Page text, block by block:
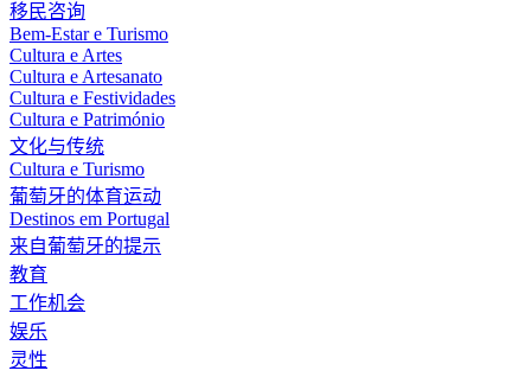
移民咨询
Bem-Estar e Turismo
Cultura e Artes
Cultura e Artesanato
Cultura e Festividades
Cultura e Património
文化与传统
Cultura e Turismo
葡萄牙的体育运动
Destinos em Portugal
来自葡萄牙的提示
教育
工作机会
娱乐
灵性